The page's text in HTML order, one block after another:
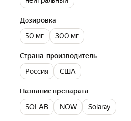
Дозировка
50 мг
300 мг
Страна-производитель
Россия
США
Название препарата
SOLAB
NOW Solaray